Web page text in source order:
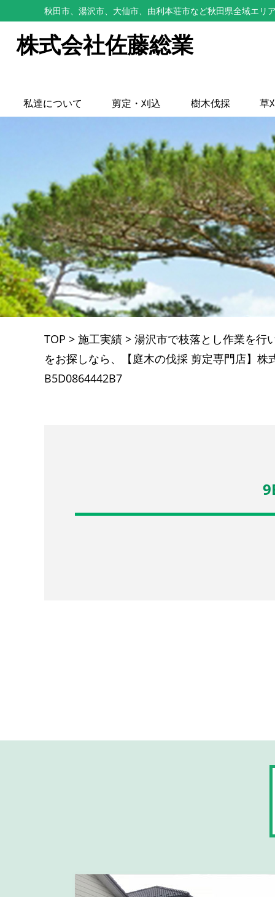
秋田市、湯沢市、大仙市、由利本荘市など秋田県全域エ
株式会社佐藤総業
私達について 剪定・刈込 樹木伐採 草
TOP > 施工実績 > 湯沢市で枝落とし作業を行
をお探しなら、【庭木の伐採 剪定専門店】
B5D0864442B7